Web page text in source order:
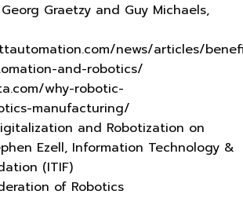
Graetzy and Guy Michaels,
news/articles/
and-robotics/
why-robotic-
manufacturing/
and Robotization on
Ezell, Information Technology &
(ITIF)
of Robotics